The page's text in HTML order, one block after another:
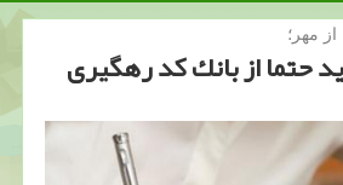
مهر؛
حتما از بانك كد رهگیری